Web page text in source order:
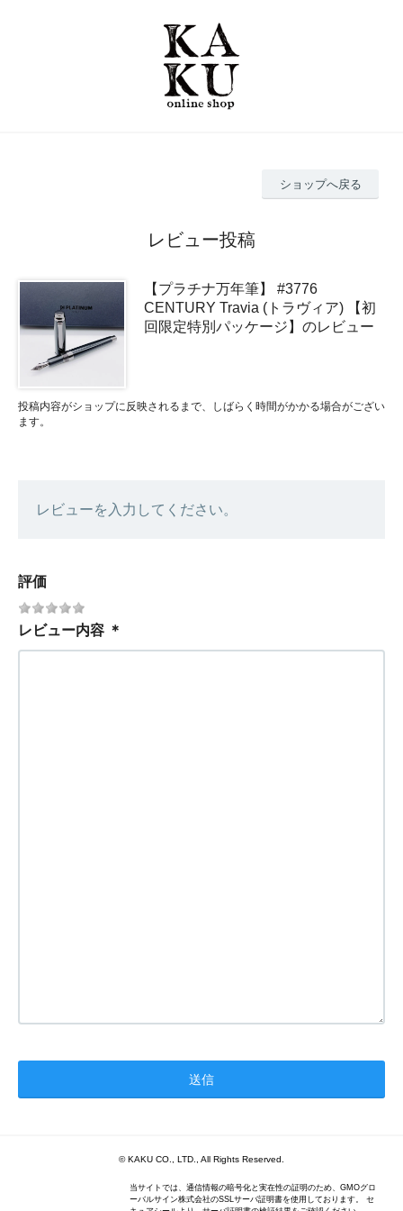
ショップへ戻る
レビュー投稿
【プラチナ万年筆】 #3776
CENTURY Travia (トラヴィア) 【初
回限定特別パッケージ】のレビュー
投稿内容がショップに反映されるまで、しばらく時間がかかる場合がござい
ます。
レビューを入力してください。
評価
レビュー内容 ＊
© KAKU CO., LTD., All Rights Reserved.
当サイトでは、通信情報の暗号化と実在性の証明のため、GMOグロ
ーバルサイン株式会社のSSLサーバ証明書を使用しております。 セ